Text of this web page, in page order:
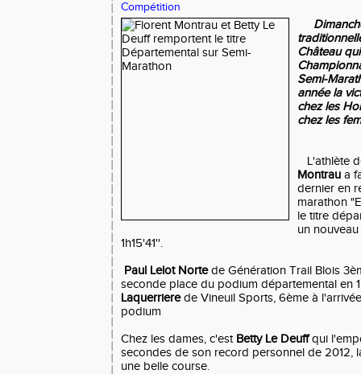
Compétition
Châteauqui
Semi-
année la
chez les
chez les
L'athlète
Montrau a
dernier en
marathon
le titre
un
1h15'41''.
Paul Lelot Nortede Génération Trail Blois
seconde place du podium départemental en
Laquerrierede Vineuil Sports, 6ème à
podium
Chez les dames, c'est Betty Le Deuffqui
secondes de son record personnel de 2012,
une belle course.